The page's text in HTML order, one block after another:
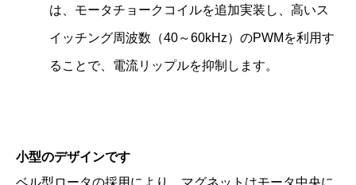
は、モータチョークコイルを追加実装し、高いス
イッチング周波数（40～60kHz）のPWMを利用す
ることで、電流リップルを抑制します。
小型のデザインです
ベル型ロータの採用により、マグネットはモータ中央に